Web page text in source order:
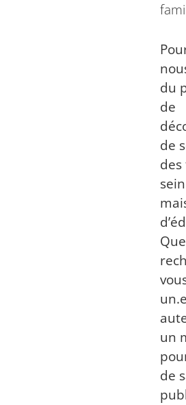
du
de
de
des
Que
un.e
un
de